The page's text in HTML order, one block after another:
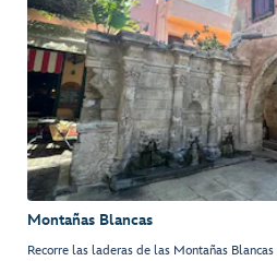
Montañas Blancas
Recorre las laderas de las Montañas